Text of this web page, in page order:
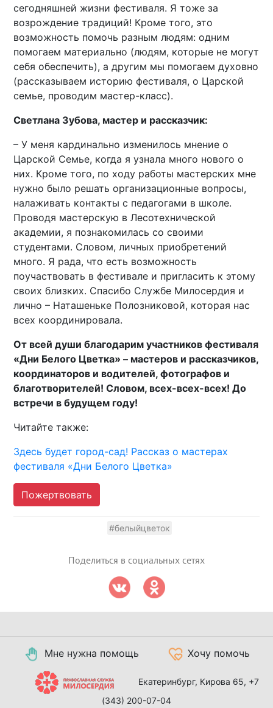
сегодняшней жизни фестиваля. Я тоже за
возрождение традиций! Кроме того, это
возможность помочь разным людям: одним
помогаем материально (людям, которые не могут
себя обеспечить), а другим мы помогаем духовно
(рассказываем историю фестиваля, о Царской
семье, проводим мастер-класс).
Светлана Зубова, мастер и рассказчик:
– У меня кардинально изменилось мнение о
Царской Семье, когда я узнала много нового о
них. Кроме того, по ходу работы мастерских мне
нужно было решать организационные вопросы,
налаживать контакты с педагогами в школе.
Проводя мастерскую в Лесотехнической
академии, я познакомилась со своими
студентами. Словом, личных приобретений
много. Я рада, что есть возможность
поучаствовать в фестивале и пригласить к этому
своих близких. Спасибо Службе Милосердия и
лично – Наташеньке Полозниковой, которая нас
всех координировала.
От всей души благодарим участников фестиваля
«Дни Белого Цветка» – мастеров и рассказчиков,
координаторов и водителей, фотографов и
благотворителей! Словом, всех-всех-всех! До
встречи в будущем году!
Читайте также:
Здесь будет город-сад! Рассказ о мастерах
фестиваля «Дни Белого Цветка»
Пожертвовать
#белыйцветок
Поделиться в социальных сетях
Мне нужна помощь Хочу помочь
Екатеринбург, Кирова 65, +7
(343) 200-07-04